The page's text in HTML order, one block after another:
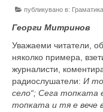
публикувано в: Граматика
Георги Митринов
Уважаеми читатели,
няколко примера,
журналисти,
радиослушатели: И
село“; Сега топката
топката и тя е вече